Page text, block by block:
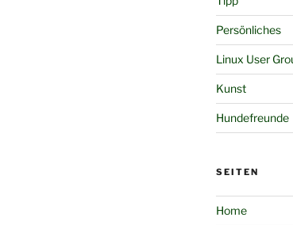
Persönliches
Linux User
Kunst
Hundefreunde
SEITEN
Home